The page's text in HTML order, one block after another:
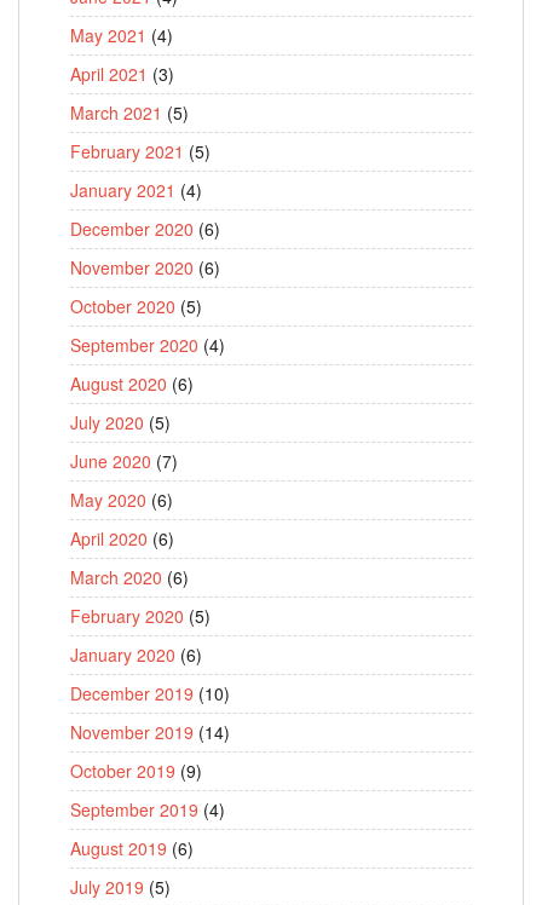
May 2021 (4)
April 2021 (3)
March 2021 (5)
February 2021 (5)
January 2021 (4)
December 2020 (6)
November 2020 (6)
October 2020 (5)
September 2020 (4)
August 2020 (6)
July 2020 (5)
June 2020 (7)
May 2020 (6)
April 2020 (6)
March 2020 (6)
February 2020 (5)
January 2020 (6)
December 2019 (10)
November 2019 (14)
October 2019 (9)
September 2019 (4)
August 2019 (6)
July 2019 (5)